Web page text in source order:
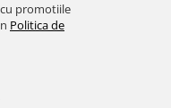
promotiile
Politica de